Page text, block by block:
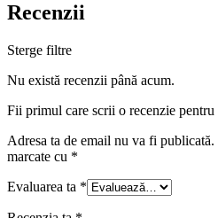
Recenzii
Sterge filtre
Nu există recenzii până acum.
Fii primul care scrii o recenzie
Adresa ta de email nu va fi publicată.
marcate cu *
Evaluarea ta *